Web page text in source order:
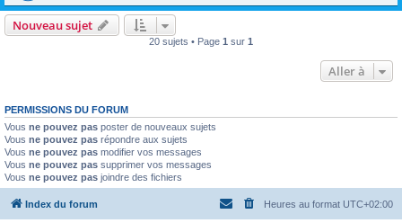
Nouveau sujet
20 sujets • Page 1 sur 1
Aller à
PERMISSIONS DU FORUM
Vous ne pouvez pas poster de nouveaux sujets
Vous ne pouvez pas répondre aux sujets
Vous ne pouvez pas modifier vos messages
Vous ne pouvez pas supprimer vos messages
Vous ne pouvez pas joindre des fichiers
Index du forum Heures au format UTC+02:00